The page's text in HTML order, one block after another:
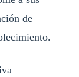
de